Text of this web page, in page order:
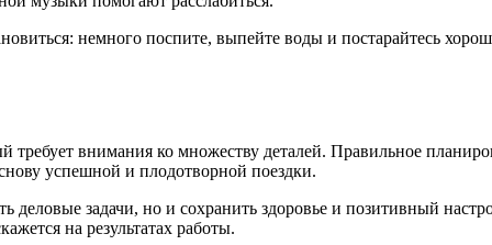
немного поспите, выпейте воды и постарайтесь
внимания ко множеству деталей. Правильное
успешной и плодотворной поездки.
задачи, но и сохранить здоровье и позитивный
на результатах работы.